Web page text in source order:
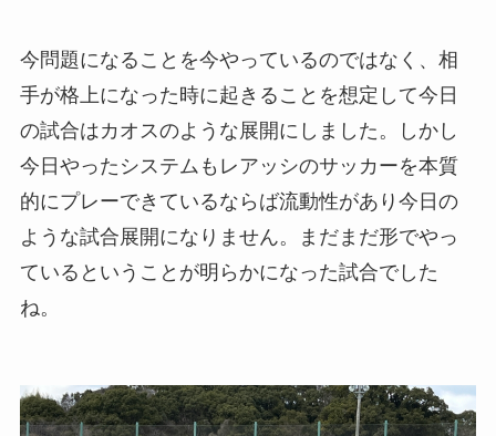
今問題になることを今やっているのではなく、相
手が格上になった時に起きることを想定して今日
の試合はカオスのような展開にしました。しかし
今日やったシステムもレアッシのサッカーを本質
的にプレーできているならば流動性があり今日の
ような試合展開になりません。まだまだ形でやっ
ているということが明らかになった試合でした
ね。